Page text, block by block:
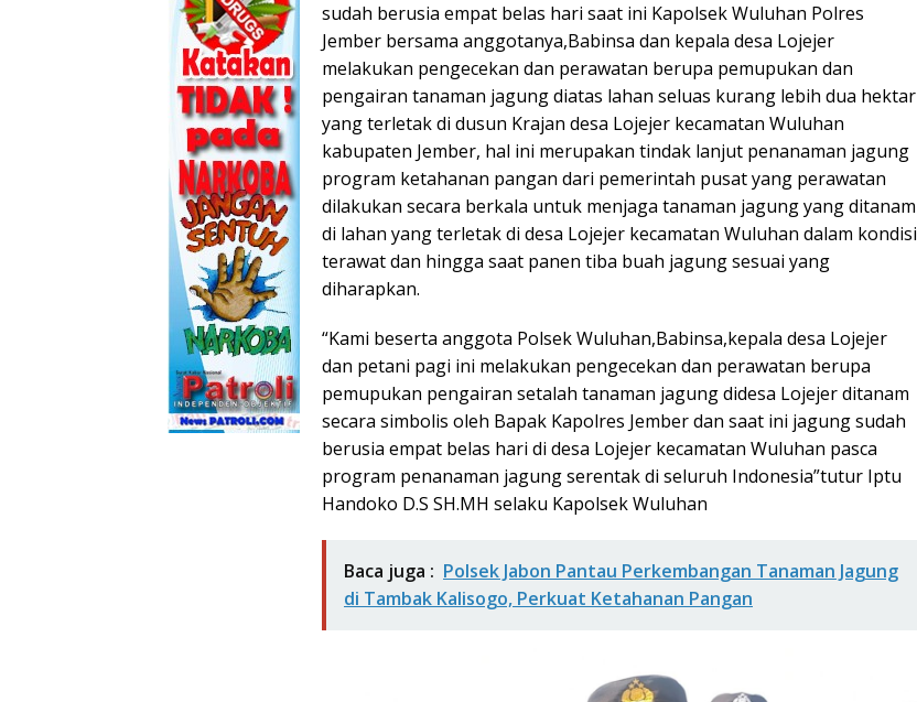
sudah berusia empat belas hari saat ini Kapolsek Wuluhan Polres
Jember bersama anggotanya,Babinsa dan kepala desa Lojejer
melakukan pengecekan dan perawatan berupa pemupukan dan
pengairan tanaman jagung diatas lahan seluas kurang lebih dua hektar
yang terletak di dusun Krajan desa Lojejer kecamatan Wuluhan
kabupaten Jember, hal ini merupakan tindak lanjut penanaman jagung
program ketahanan pangan dari pemerintah pusat yang perawatan
dilakukan secara berkala untuk menjaga tanaman jagung yang ditanam
di lahan yang terletak di desa Lojejer kecamatan Wuluhan dalam kondisi
terawat dan hingga saat panen tiba buah jagung sesuai yang
diharapkan.
“Kami beserta anggota Polsek Wuluhan,Babinsa,kepala desa Lojejer
dan petani pagi ini melakukan pengecekan dan perawatan berupa
pemupukan pengairan setalah tanaman jagung didesa Lojejer ditanam
secara simbolis oleh Bapak Kapolres Jember dan saat ini jagung sudah
berusia empat belas hari di desa Lojejer kecamatan Wuluhan pasca
program penanaman jagung serentak di seluruh Indonesia”tutur Iptu
Handoko D.S SH.MH selaku Kapolsek Wuluhan
Baca juga : Polsek Jabon Pantau Perkembangan Tanaman Jagung
di Tambak Kalisogo, Perkuat Ketahanan Pangan